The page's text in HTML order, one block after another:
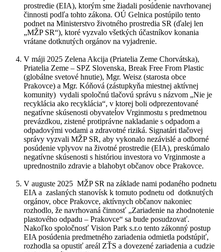
prostredie (EIA), ktorým sme žiadali posúdenie navrhovanej
činnosti podľa tohto zákona. OÚ Gelnica postúpilo tento
podnet na Ministerstvo životného prostredia SR (ďalej len
„MŽP SR“), ktoré vyzvalo všetkých účastníkov konania
vrátane dotknutých orgánov na vyjadrenie.
V máji 2025 Zelena Akcija (Priatelia Zeme Chorvátska),
Priatelia Zeme – SPZ Slovenska, Break Free From Plastic
(globálne svetové hnutie), Mgr. Weisz (starosta obce
Prakovce) a Mgr. Kóňová (zástupkyňa miestnej aktívnej
komunity) vydali spoločnú tlačovú správu s názvom „Nie je
recyklácia ako recyklácia“, v ktorej boli odprezentované
negatívne skúsenosti obyvateĺov Vrginmostu s predmetnou
prevázdkou, zistené protiprávne nakladanie s odpadom a
odpadovými vodami a zdravotné riziká. Signatári tlačovej
správy vyzvali MŽP SR, aby vykonalo nezávislé a odborné
posúdenie vplyvov na životné prostredie (EIA), preskúmalo
negatívne skúsenosti s históriou investora vo Vrginmoste a
uprednostnilo zdravie a blahobyt občanov obce Prakovce.
V auguste 2025 MŽP SR na základe nami podaného podnetu
EIA a zaslaných stanovísk k tomuto podnetu od dotknutých
orgánov, obce Prakovce, aktívnych občanov nakoniec
rozhodlo, že navrhovaná činnosť „Zariadenie na zhodnotenie
plastového odpadu – Prakovce“ sa bude posudzovať.
Nakoľko spoločnosť Vision Park s.r.o tento zákonný postup
EIA posúdenia predmetného zariadenia odmietla podstúpiť,
rozhodla sa opustiť areál ZŤS a dovezené zariadenia a cudzie